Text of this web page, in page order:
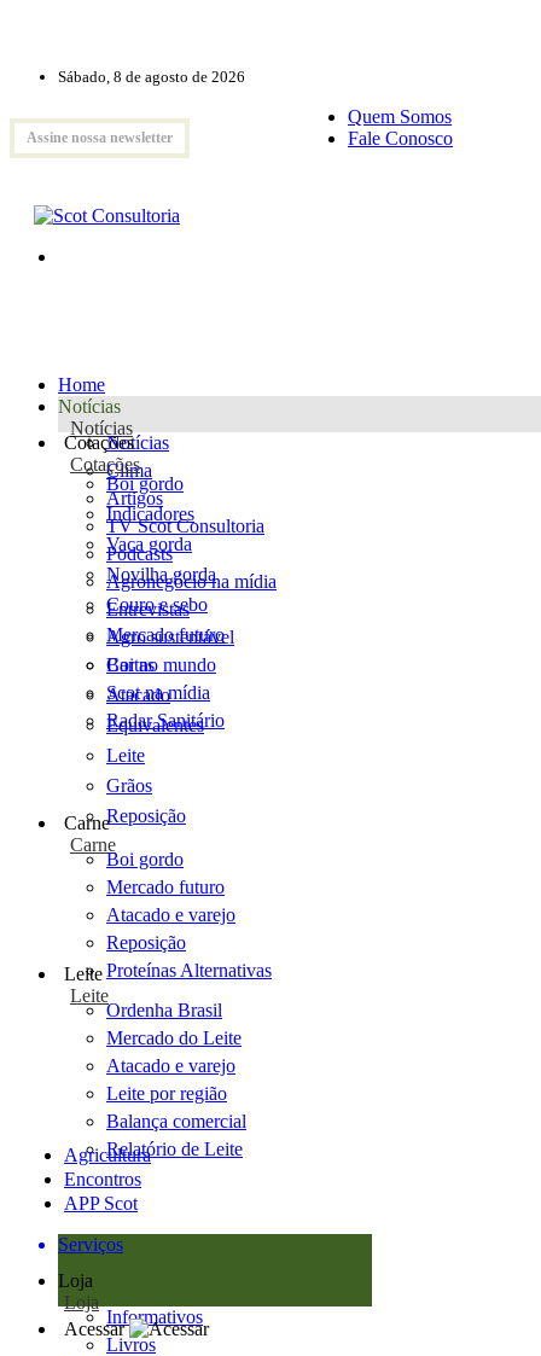
Sábado, 8 de agosto de 2026
Assine nossa newsletter
Quem Somos
Fale Conosco
Home
Notícias
Notícias
Notícias
Clima
Artigos
TV Scot Consultoria
Podcasts
Agronegócio na mídia
Entrevistas
Agro sustentável
Cartas
Scot na mídia
Radar Sanitário
Cotações
Cotações
Boi gordo
Indicadores
Vaca gorda
Novilha gorda
Couro e sebo
Mercado futuro
Boi no mundo
Atacado
Equivalentes
Leite
Grãos
Reposição
Carne
Carne
Boi gordo
Mercado futuro
Atacado e varejo
Reposição
Proteínas Alternativas
Leite
Leite
Ordenha Brasil
Mercado do Leite
Atacado e varejo
Leite por região
Balança comercial
Relatório de Leite
Agricultura
Encontros
APP Scot
Serviços
Loja
Loja
Informativos
Livros
Acessar